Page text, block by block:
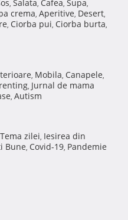
, Salata, Cafea, Supa,
crema, Aperitive, Desert,
, Ciorba pui, Ciorba burta,
, Mobila, Canapele,
, Jurnal de mama
, Autism
Tema zilei, Iesirea din
Bune, Covid-19, Pandemie